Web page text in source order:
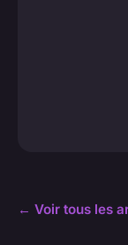
← Voir tous les